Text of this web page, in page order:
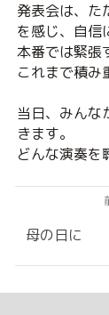
発表会は、た
を感じ、自信
本番では緊張
これまで積み
当日、みんな
きます。
どんな演奏を
母の日に